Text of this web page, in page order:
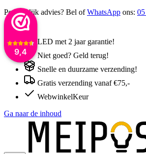
9,4
Persoonlijk advies? Bel ofWhatsApp ons:
LED met 2 jaar garantie!
Niet goed? Geld terug!
Snelle en duurzame verzending!
Gratis verzending vanaf €75,-
WebwinkelKeur
Ga naar de inhoud